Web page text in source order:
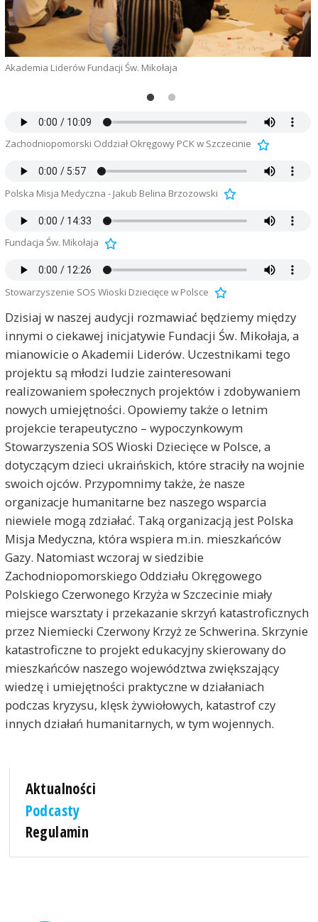
Akademia Liderów Fundacji Św. Mikołaja
Zachodniopomorski Oddział Okręgowy PCK w Szczecinie
Polska Misja Medyczna - Jakub Belina Brzozowski
Fundacja Św. Mikołaja
Stowarzyszenie SOS Wioski Dziecięce w Polsce
Dzisiaj w naszej audycji rozmawiać będziemy między
innymi o ciekawej inicjatywie Fundacji Św. Mikołaja, a
mianowicie o Akademii Liderów. Uczestnikami tego
projektu są młodzi ludzie zainteresowani
realizowaniem społecznych projektów i zdobywaniem
nowych umiejętności. Opowiemy także o letnim
projekcie terapeutyczno – wypoczynkowym
Stowarzyszenia SOS Wioski Dziecięce w Polsce, a
dotyczącym dzieci ukraińskich, które straciły na wojnie
swoich ojców. Przypomnimy także, że nasze
organizacje humanitarne bez naszego wsparcia
niewiele mogą zdziałać. Taką organizacją jest Polska
Misja Medyczna, która wspiera m.in. mieszkańców
Gazy. Natomiast wczoraj w siedzibie
Zachodniopomorskiego Oddziału Okręgowego
Polskiego Czerwonego Krzyża w Szczecinie miały
miejsce warsztaty i przekazanie skrzyń katastroficznych
przez Niemiecki Czerwony Krzyż ze Schwerina. Skrzynie
katastroficzne to projekt edukacyjny skierowany do
mieszkańców naszego województwa zwiększający
wiedzę i umiejętności praktyczne w działaniach
podczas kryzysu, klęsk żywiołowych, katastrof czy
innych działań humanitarnych, w tym wojennych.
Aktualności
Podcasty
Regulamin